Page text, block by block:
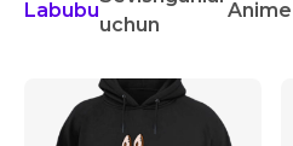
Labubu
uchun
Anime